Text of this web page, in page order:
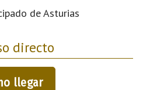
de Asturias
directo
llegar